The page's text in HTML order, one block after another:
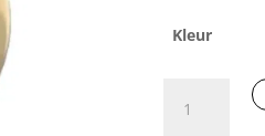
Kleur
met